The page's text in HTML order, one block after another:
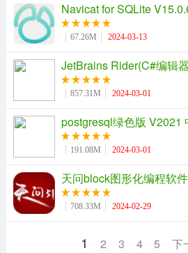
Navicat for SQLite
67.26M 2024-03-13
857.31M 2024-03-01
postgresql绿色版 V2021
191.08M 2024-03-01
708.33M 2024-02-29
1 2 3 4 5 下